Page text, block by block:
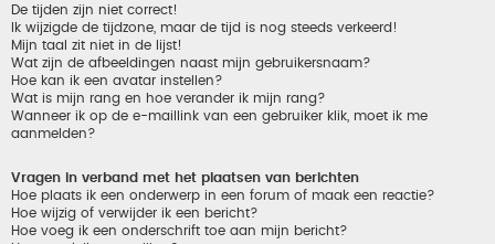
De tijden zijn niet correct!
Ik wijzigde de tijdzone, maar de tijd is nog steeds verkeerd!
Mijn taal zit niet in de lijst!
Wat zijn de afbeeldingen naast mijn gebruikersnaam?
Hoe kan ik een avatar instellen?
Wat is mijn rang en hoe verander ik mijn rang?
Wanneer ik op de e-maillink van een gebruiker klik, moet ik me
aanmelden?
Vragen in verband met het plaatsen van berichten
Hoe plaats ik een onderwerp in een forum of maak een reactie?
Hoe wijzig of verwijder ik een bericht?
Hoe voeg ik een onderschrift toe aan mijn bericht?